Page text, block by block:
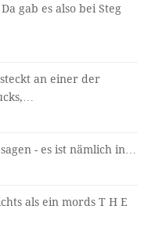
gab es also bei Steg
an einer der
- es ist nämlich in…
als ein mords T H E